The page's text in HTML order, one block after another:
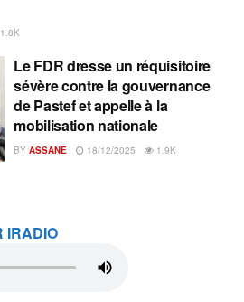
1.8K
Le FDR dresse un réquisitoire
sévère contre la gouvernance
de Pastef et appelle à la
mobilisation nationale
BY ASSANE 18/12/2025 1.9K
IRADIO